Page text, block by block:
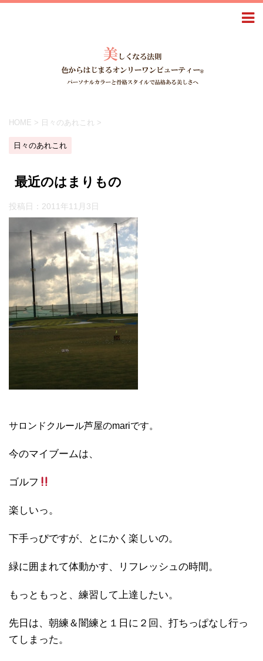
HOME > 日々のあれこれ >
日々のあれこれ
最近のはまりもの
投稿日： 2011年11月3日
サロンドクルール芦屋のmariです。
今のマイブームは、
ゴルフ
楽しいっ。
下手っぴですが、とにかく楽しいの。
緑に囲まれて体動かす、リフレッシュの時間。
もっともっと、練習して上達したい。
先日は、朝練＆闇練と１日に２回、打ちっぱなし行っ
てしまった。